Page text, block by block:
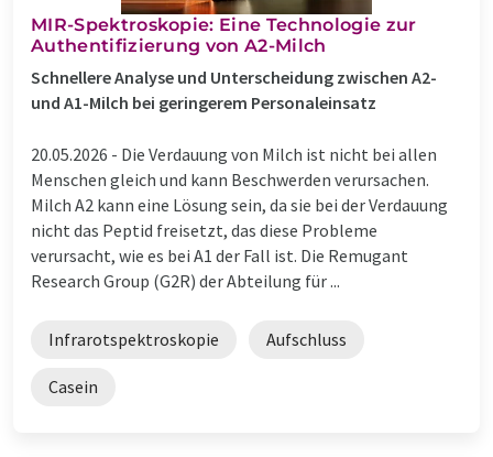
MIR-Spektroskopie: Eine Technologie zur
Authentifizierung von A2-Milch
Schnellere Analyse und Unterscheidung zwischen A2-
und A1-Milch bei geringerem Personaleinsatz
20.05.2026 - Die Verdauung von Milch ist nicht bei allen
Menschen gleich und kann Beschwerden verursachen.
Milch A2 kann eine Lösung sein, da sie bei der Verdauung
nicht das Peptid freisetzt, das diese Probleme
verursacht, wie es bei A1 der Fall ist. Die Remugant
Research Group (G2R) der Abteilung für ...
Infrarotspektroskopie Aufschluss
Casein